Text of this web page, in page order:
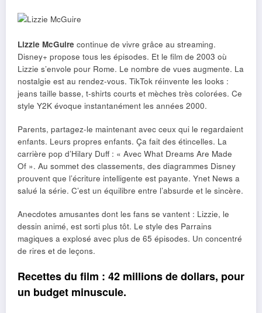
Lizzie McGuire continue de vivre grâce au streaming.
Disney+ propose tous les épisodes. Et le film de 2003 où
Lizzie s’envole pour Rome. Le nombre de vues augmente. La
nostalgie est au rendez-vous. TikTok réinvente les looks :
jeans taille basse, t-shirts courts et mèches très colorées. Ce
style Y2K évoque instantanément les années 2000.
Parents, partagez-le maintenant avec ceux qui le regardaient
enfants. Leurs propres enfants. Ça fait des étincelles. La
carrière pop d’Hilary Duff : « Avec What Dreams Are Made
Of ». Au sommet des classements, des diagrammes Disney
prouvent que l’écriture intelligente est payante. Ynet News a
salué la série. C’est un équilibre entre l’absurde et le sincère.
Anecdotes amusantes dont les fans se vantent : Lizzie, le
dessin animé, est sorti plus tôt. Le style des Parrains
magiques a explosé avec plus de 65 épisodes. Un concentré
de rires et de leçons.
Recettes du film : 42 millions de dollars, pour
un budget minuscule.